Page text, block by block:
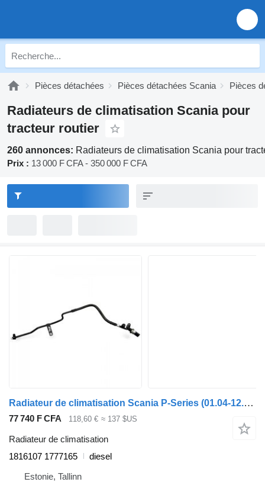
Pièces détachées Pièces détachées Scania Pièces
Radiateurs de climatisation Scania pour
tracteur routier
260 annonces: Radiateurs de climatisation Scania pour
Prix : 13 000 F CFA - 350 000 F CFA
Radiateur de climatisation Scania P-Series (01.04-12.17) 1816107 1777165 pour tracteur routier Scania P,G,R,T-series (2004-2017)
77 740 F CFA 118,60 € ≈ 137 $US
Radiateur de climatisation
1816107 1777165
diesel
Estonie, Tallinn